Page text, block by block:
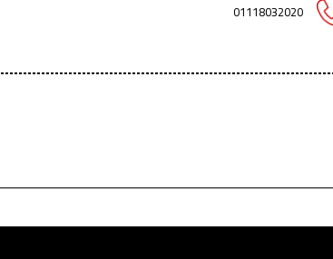
01118032020